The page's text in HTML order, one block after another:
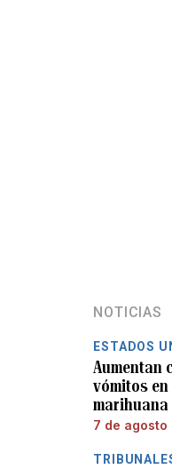
NOTICIAS
ESTADOS
Aumentan
vómitos
marihuana
7 de agosto